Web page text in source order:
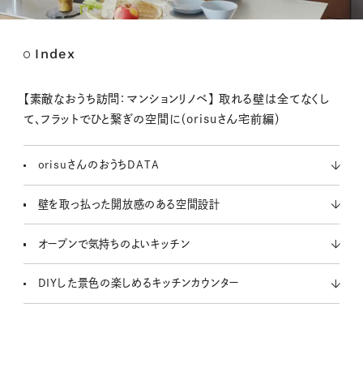
t
Index
【素敵なおうち訪問：マンションリノベ】 取れる壁は全てなくし
て、フラットでひと繋ぎの空間に（orisuさん宅前編）
orisuさんのおうちDATA
壁を取っ払った開放感のある空間設計
オープンで気持ちのよいキッチン
DIYした景色の楽しめるキッチンカウンター